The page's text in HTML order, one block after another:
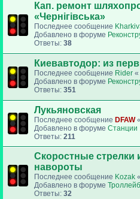
Кап. ремонт
«Чернігівська»
Последнее сообщение
Добавлено в форуме
Ответы: 38
Киевавтодор: из
Последнее сообщение Rider «
Добавлено в форуме
Ответы: 351
Лукьяновская
Последнее сообщение DFAW«
Добавлено в форуме Станции
Ответы: 211
Скоростные стрелки
навороты
Последнее сообщение Kozak «
Добавлено в форуме
Ответы: 32